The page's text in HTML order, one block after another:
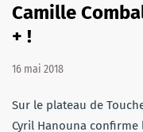
Camille
+ !
16 mai 2018
Sur le plateau de
Cyril Hanouna confirme